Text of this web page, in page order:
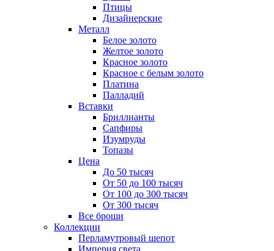
Птицы
Дизайнерские
Металл
Белое золото
Желтое золото
Красное золото
Красное с белым золото
Платина
Палладий
Вставки
Бриллианты
Сапфиры
Изумруды
Топазы
Цена
До 50 тысяч
От 50 до 100 тысяч
От 100 до 300 тысяч
От 300 тысяч
Все броши
Коллекции
Перламутровый шепот
Империя света